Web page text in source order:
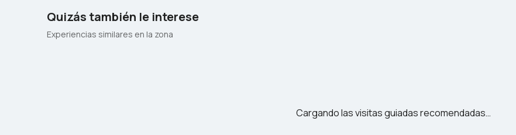
Quizás también le interese
Experiencias similares en la zona
Cargando las visitas guiadas recomendadas…